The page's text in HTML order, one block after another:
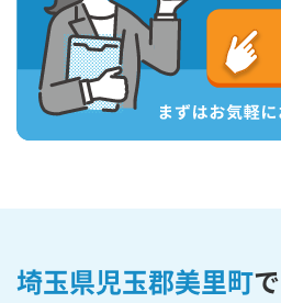
埼玉県児玉郡美里町で